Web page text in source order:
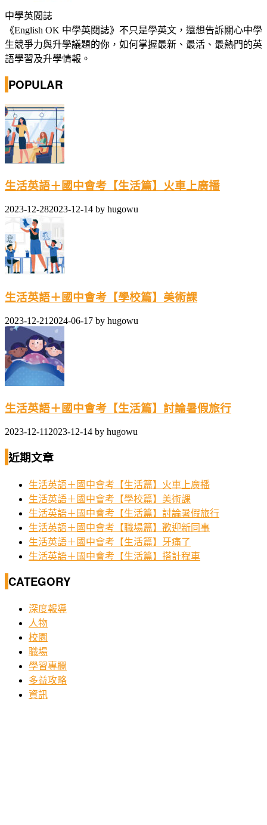
中學英閱誌
《English OK 中學英閱誌》不只是學英文，還想告訴關心中學
生競爭力與升學議題的你，如何掌握最新、最活、最熱門的英
語學習及升學情報。
POPULAR
生活英語＋國中會考【生活篇】火車上廣播
2023-12-282023-12-14 by hugowu
生活英語＋國中會考【學校篇】美術課
2023-12-21 2024-06-17 by hugowu
生活英語＋國中會考【生活篇】討論暑假旅行
2023-12-11 2023-12-14 by hugowu
近期文章
生活英語＋國中會考【生活篇】火車上廣播
生活英語＋國中會考【學校篇】美術課
生活英語＋國中會考【生活篇】討論暑假旅行
生活英語＋國中會考【職場篇】歡迎新同事
生活英語＋國中會考【生活篇】牙痛了
生活英語＋國中會考【生活篇】搭計程車
CATEGORY
深度報導
人物
校園
職場
學習專欄
多益攻略
資訊